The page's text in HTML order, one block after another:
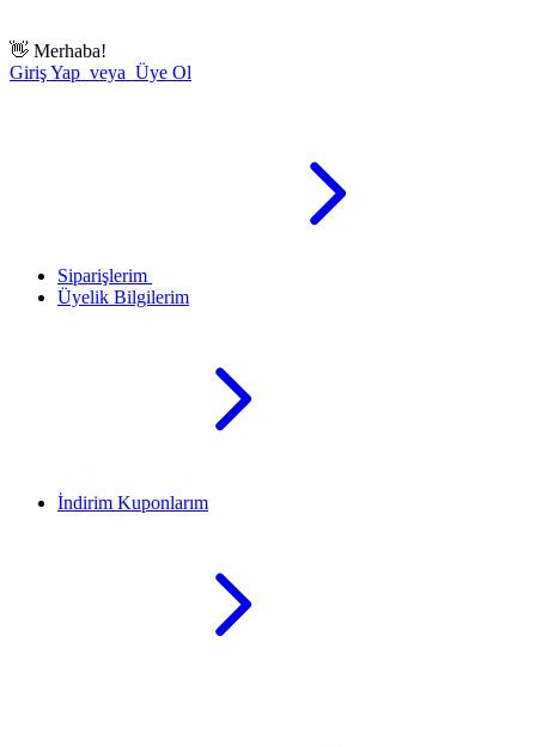
👋 Merhaba!
Giriş Yap veya Üye Ol
Siparişlerim
Üyelik Bilgilerim
İndirim Kuponlarım